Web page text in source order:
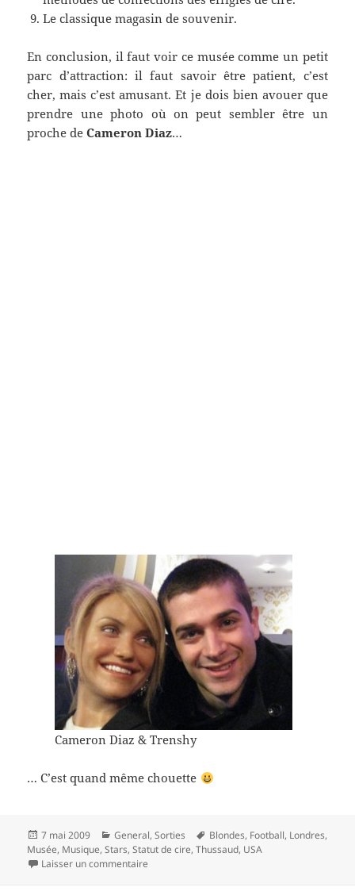
Le classique magasin de souvenir.
En conclusion, il faut voir ce musée comme un petit
parc d’attraction: il faut savoir être patient, c’est
cher, mais c’est amusant. Et je dois bien avouer que
prendre une photo où on peut sembler être un
proche deCameron Diaz…
Cameron Diaz & Trenshy
… C’est quand même chouette
Publié
le
7 mai 2009 Catégories
General,Sorties
Mots-
clés
Blondes, Football, Londres,
Musée, Musique,Stars,Statut de cire,Thussaud, USA
Laisser un commentaire